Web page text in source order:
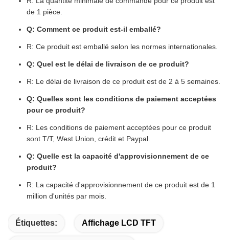
de 1 pièce.
Q: Comment ce produit est-il emballé?
R: Ce produit est emballé selon les normes internationales.
Q: Quel est le délai de livraison de ce produit?
R: Le délai de livraison de ce produit est de 2 à 5 semaines.
Q: Quelles sont les conditions de paiement acceptées
pour ce produit?
R: Les conditions de paiement acceptées pour ce produit
sont T/T, West Union, crédit et Paypal.
Q: Quelle est la capacité d'approvisionnement de ce
produit?
R: La capacité d'approvisionnement de ce produit est de 1
million d'unités par mois.
Étiquettes: Affichage LCD TFT